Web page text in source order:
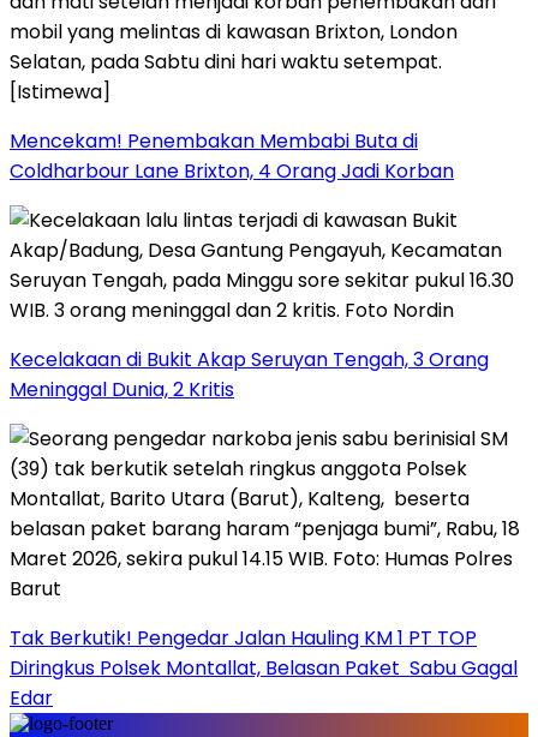
Mencekam! Penembakan Membabi Buta di
Coldharbour Lane Brixton, 4 Orang Jadi Korban
Kecelakaan di Bukit Akap Seruyan Tengah, 3 Orang
Meninggal Dunia, 2 Kritis
Tak Berkutik! Pengedar Jalan Hauling KM 1 PT TOP
Diringkus Polsek Montallat, Belasan Paket Sabu Gagal
Edar